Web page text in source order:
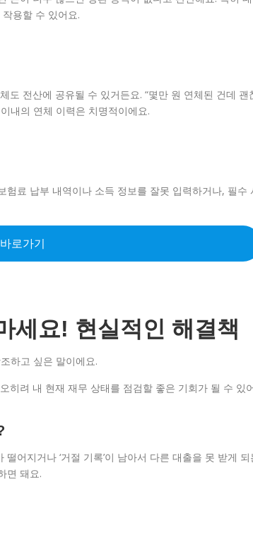
용할 수 있어요.
도 전산에 공유될 수 있거든요. “몇만 원 연체된 건데 괜
내의 연체 이력은 치명적이에요.
료 납부 내역이나 소득 정보를 잘못 입력하거나, 필수
로가기
세요! 현실적인 해결책
하고 싶은 말이에요.
히려 내 현재 재무 상태를 점검할 좋은 기회가 될 수 있
어지거나 ‘거절 기록’이 남아서 다른 대출을 못 받게 되
면 돼요.